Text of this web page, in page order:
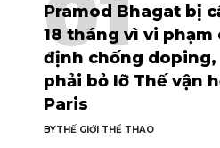
Pramod Bhagat bị
18 tháng vì vi phạm
định chống doping,
phải bỏ lỡ Thế vận
Paris
BYTHẾ GIỚI THỂ THAO